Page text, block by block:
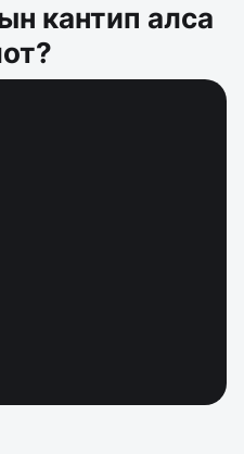
кантип алса